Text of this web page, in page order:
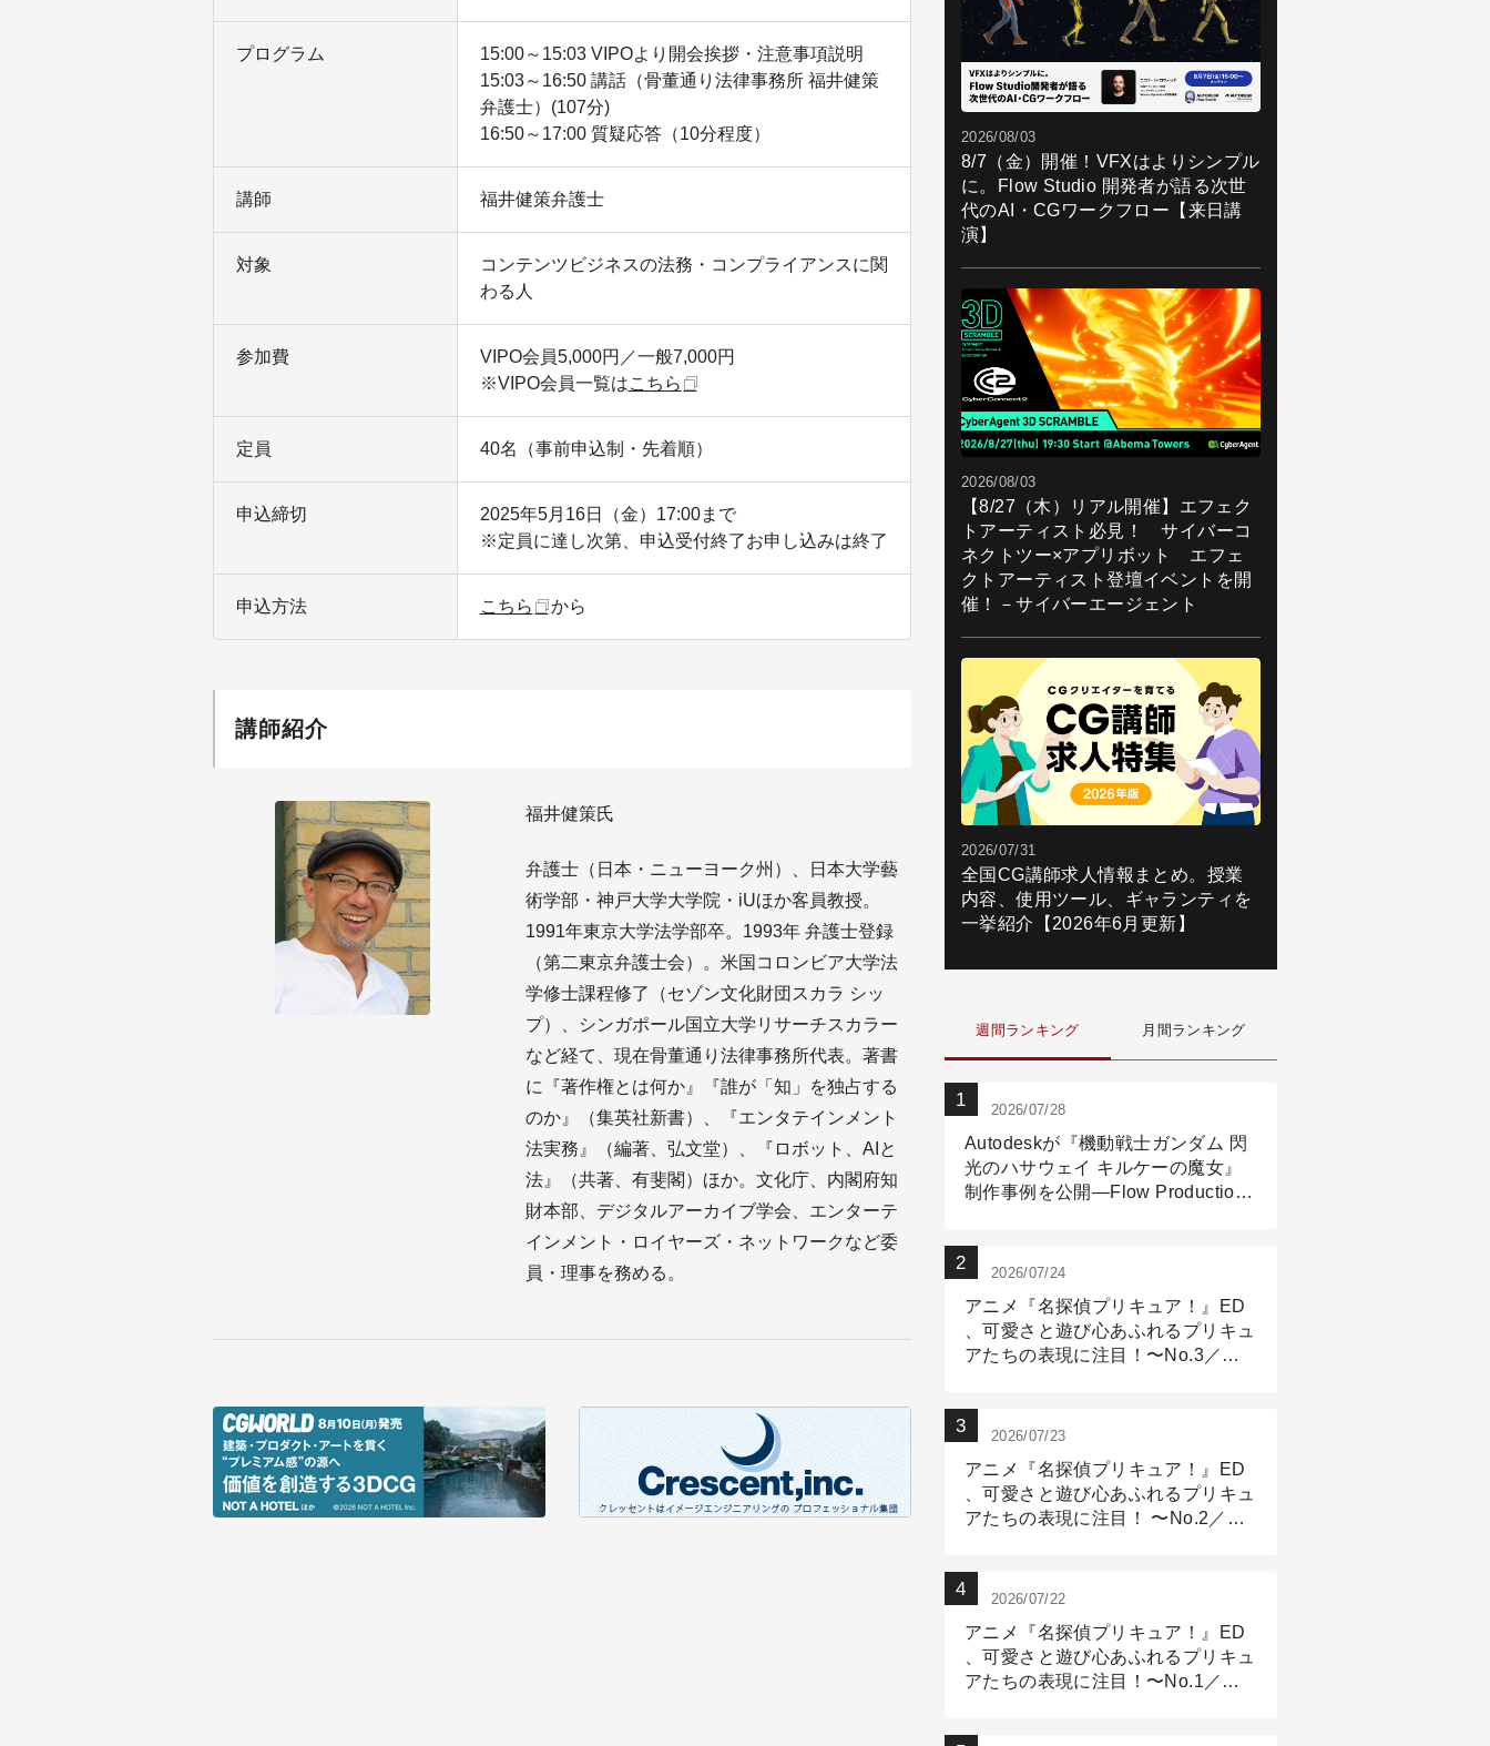
プログラム
15:00～15:03 VIPOより開会挨拶・注意事項説明
15:03～16:50 講話（骨董通り法律事務所 福井健策
弁護士）(107分)
16:50～17:00 質疑応答（10分程度）
講師 福井健策弁護士
対象
コンテンツビジネスの法務・コンプライアンスに関
わる人
参加費
VIPO会員5,000円／一般7,000円
※VIPO会員一覧はこちら
定員 40名（事前申込制・先着順）
申込締切
2025年5月16日（金）17:00まで
※定員に達し次第、申込受付終了お申し込みは終了
申込方法 こちら から
講師紹介
福井健策氏
弁護士（日本・ニューヨーク州）、日本大学藝
術学部・神戸大学大学院・iUほか客員教授。
1991年東京大学法学部卒。1993年 弁護士登録
（第二東京弁護士会）。米国コロンビア大学法
学修士課程修了（セゾン文化財団スカラ シッ
プ）、シンガポール国立大学リサーチスカラー
など経て、現在骨董通り法律事務所代表。著書
に『著作権とは何か』『誰が「知」を独占する
のか』（集英社新書）、『エンタテインメント
法実務』（編著、弘文堂）、『ロボット、AIと
法』（共著、有斐閣）ほか。文化庁、内閣府知
財本部、デジタルアーカイブ学会、エンターテ
インメント・ロイヤーズ・ネットワークなど委
員・理事を務める。
2026/08/03
8/7（金）開催！VFXはよりシンプル
に。Flow Studio 開発者が語る次世
代のAI・CGワークフロー【来日講
演】
2026/08/03
【8/27（木）リアル開催】エフェク
トアーティスト必見！ サイバーコ
ネクトツー×アプリボット エフェ
クトアーティスト登壇イベントを開
催！－サイバーエージェント
2026/07/31
全国CG講師求人情報まとめ。授業
内容、使用ツール、ギャランティを
一挙紹介【2026年6月更新】
週間ランキング 月間ランキング
2026/07/28
Autodeskが『機動戦士ガンダム 閃
光のハサウェイ キルケーの魔女』
制作事例を公開―Flow Production
2026/07/24
アニメ『名探偵プリキュア！』ED
、可愛さと遊び心あふれるプリキュ
アたちの表現に注目！〜No.3／ア
2026/07/23
アニメ『名探偵プリキュア！』ED
、可愛さと遊び心あふれるプリキュ
アたちの表現に注目！ 〜No.2／モ
2026/07/22
アニメ『名探偵プリキュア！』ED
、可愛さと遊び心あふれるプリキュ
アたちの表現に注目！〜No.1／演